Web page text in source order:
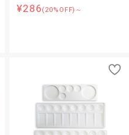
¥286(20%OFF)～